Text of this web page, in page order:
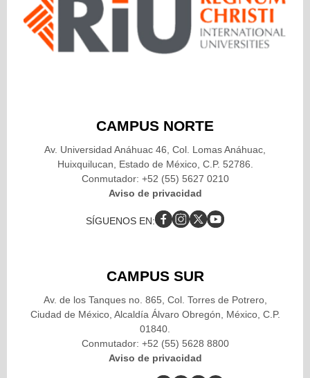
CAMPUS NORTE
Av. Universidad Anáhuac 46, Col. Lomas Anáhuac,
Huixquilucan, Estado de México, C.P. 52786.
Conmutador: +52 (55) 5627 0210
Aviso de privacidad
SÍGUENOS EN:
CAMPUS SUR
Av. de los Tanques no. 865, Col. Torres de Potrero,
Ciudad de México, Alcaldía Álvaro Obregón, México, C.P.
01840.
Conmutador: +52 (55) 5628 8800
Aviso de privacidad